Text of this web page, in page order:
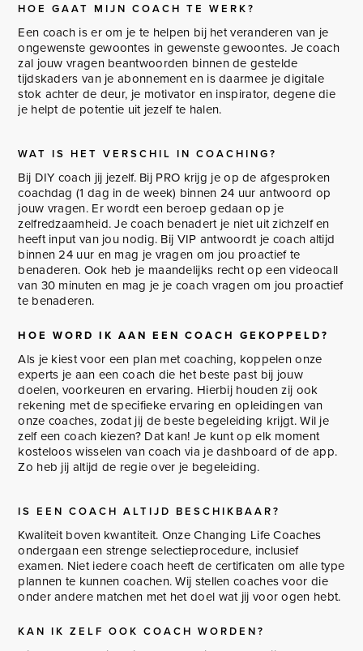
HOE GAAT MIJN COACH TE WERK?
Een coach is er om je te helpen bij het veranderen van je
ongewenste gewoontes in gewenste gewoontes. Je coach
zal jouw vragen beantwoorden binnen de gestelde
tijdskaders van je abonnement en is daarmee je digitale
stok achter de deur, je motivator en inspirator, degene die
je helpt de potentie uit jezelf te halen.
WAT IS HET VERSCHIL IN COACHING?
Bij DIY coach jij jezelf. Bij PRO krijg je op de afgesproken
coachdag (1 dag in de week) binnen 24 uur antwoord op
jouw vragen. Er wordt een beroep gedaan op je
zelfredzaamheid. Je coach benadert je niet uit zichzelf en
heeft input van jou nodig. Bij VIP antwoordt je coach altijd
binnen 24 uur en mag je vragen om jou proactief te
benaderen. Ook heb je maandelijks recht op een videocall
van 30 minuten en mag je je coach vragen om jou proactief
te benaderen.
HOE WORD IK AAN EEN COACH GEKOPPELD?
Als je kiest voor een plan met coaching, koppelen onze
experts je aan een coach die het beste past bij jouw
doelen, voorkeuren en ervaring. Hierbij houden zij ook
rekening met de specifieke ervaring en opleidingen van
onze coaches, zodat jij de beste begeleiding krijgt. Wil je
zelf een coach kiezen? Dat kan! Je kunt op elk moment
kosteloos wisselen van coach via je dashboard of de app.
Zo heb jij altijd de regie over je begeleiding.
IS EEN COACH ALTIJD BESCHIKBAAR?
Kwaliteit boven kwantiteit. Onze Changing Life Coaches
ondergaan een strenge selectieprocedure, inclusief
examen. Niet iedere coach heeft de certificaten om alle type
plannen te kunnen coachen. Wij stellen coaches voor die
onder andere matchen met het doel wat jij voor ogen hebt.
KAN IK ZELF OOK COACH WORDEN?